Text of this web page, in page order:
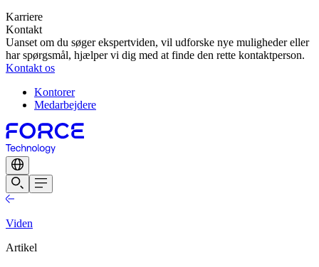
Karriere
Kontakt
Uanset om du søger ekspertviden, vil udforske nye muligheder eller
har spørgsmål, hjælper vi dig med at finde den rette kontaktperson.
Kontakt os
Kontorer
Medarbejdere
Viden
Artikel